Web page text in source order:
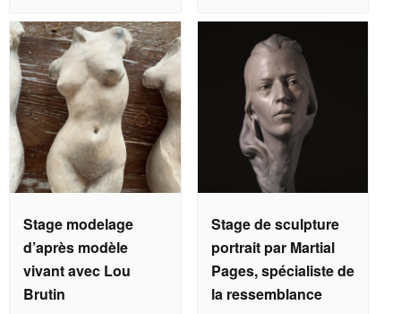
Stage modelage
d’après modèle
vivant avec Lou
Brutin
Stage de sculpture
portrait par Martial
Pages, spécialiste de
la ressemblance